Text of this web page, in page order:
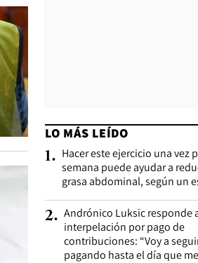
LO MÁS LEÍDO
1. Hacer este ejercicio una vez
semana puede ayudar a
grasa abdominal, según un
2. Andrónico Luksic responde
interpelación por pago de
contribuciones: “Voy a
pagando hasta el día que